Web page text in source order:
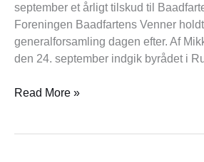
september et årligt tilskud til
Foreningen Baadfartens Venner
generalforsamling dagen efter. Af
den 24. september indgik byrådet i
Read More »